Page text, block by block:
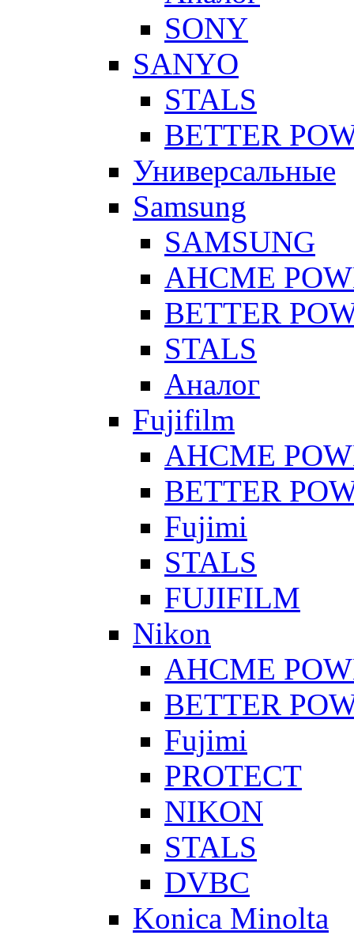
SONY
SANYO
STALS
BETTER
Универсальные
Samsung
SAMSUNG
AHCME
BETTER
STALS
Аналог
Fujifilm
AHCME
BETTER
Fujimi
STALS
FUJIFILM
Nikon
AHCME
BETTER
Fujimi
PROTECT
NIKON
STALS
DVBC
Konica Minolta